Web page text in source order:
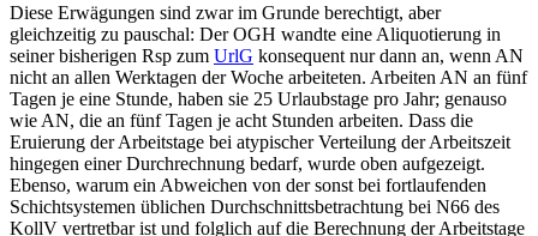
Diese Erwägungen sind zwar im Grunde berechtigt, aber
gleichzeitig zu pauschal: Der OGH wandte eine Aliquotierung in
seiner bisherigen Rsp zum UrlG konsequent nur dann an, wenn AN
nicht an allen Werktagen der Woche arbeiteten. Arbeiten AN an fünf
Tagen je eine Stunde, haben sie 25 Urlaubstage pro Jahr; genauso
wie AN, die an fünf Tagen je acht Stunden arbeiten. Dass die
Eruierung der Arbeitstage bei atypischer Verteilung der Arbeitszeit
hingegen einer Durchrechnung bedarf, wurde oben aufgezeigt.
Ebenso, warum ein Abweichen von der sonst bei fortlaufenden
Schichtsystemen üblichen Durchschnittsbetrachtung bei N66 des
KollV vertretbar ist und folglich auf die Berechnung der Arbeitstage